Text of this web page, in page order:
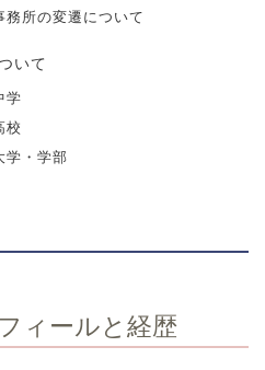
務所の変遷について
いて
学
校
学・学部
ィールと経歴